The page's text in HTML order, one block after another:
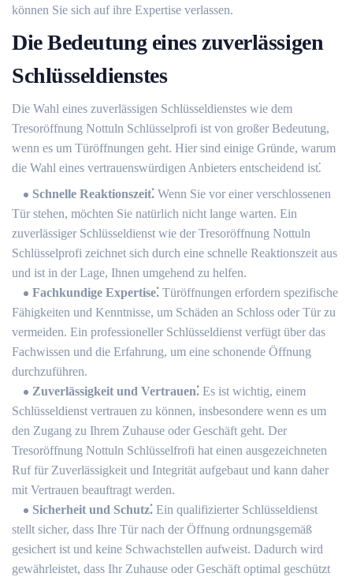
können Sie sich auf ihre Expertise verlassen.
Die Bedeutung eines zuverlässigen
Schlüsseldienstes
Die Wahl eines zuverlässigen Schlüsseldienstes wie dem
Tresoröffnung Nottuln Schlüsselprofi ist von großer Bedeutung,
wenn es um Türöffnungen geht.​ Hier sind einige Gründe, warum
die Wahl eines vertrauenswürdigen Anbieters entscheidend ist⁚
Schnelle Reaktionszeit⁚ Wenn Sie vor einer verschlossenen
Tür stehen, möchten Sie natürlich nicht lange warten.​ Ein
zuverlässiger Schlüsseldienst wie der Tresoröffnung Nottuln
Schlüsselprofi zeichnet sich durch eine schnelle Reaktionszeit aus
und ist in der Lage, Ihnen umgehend zu helfen.​
Fachkundige Expertise⁚ Türöffnungen erfordern spezifische
Fähigkeiten und Kenntnisse, um Schäden an Schloss oder Tür zu
vermeiden. Ein professioneller Schlüsseldienst verfügt über das
Fachwissen und die Erfahrung, um eine schonende Öffnung
durchzuführen.​
Zuverlässigkeit und Vertrauen⁚ Es ist wichtig, einem
Schlüsseldienst vertrauen zu können, insbesondere wenn es um
den Zugang zu Ihrem Zuhause oder Geschäft geht.​ Der
Tresoröffnung Nottuln Schlüsselfrofi hat einen ausgezeichneten
Ruf für Zuverlässigkeit und Integrität aufgebaut und kann daher
mit Vertrauen beauftragt werden.​
Sicherheit und Schutz⁚ Ein qualifizierter Schlüsseldienst
stellt sicher, dass Ihre Tür nach der Öffnung ordnungsgemäß
gesichert ist und keine Schwachstellen aufweist.​ Dadurch wird
gewährleistet, dass Ihr Zuhause oder Geschäft optimal geschützt